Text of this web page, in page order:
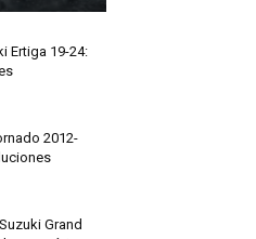
Ertiga 19-24:
2012-
Grand